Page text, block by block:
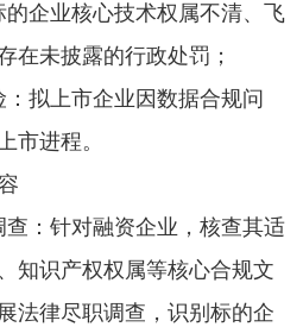
的企业核心技术权属不清、飞
在未披露的行政处罚；
：拟上市企业因数据合规问
市进程。
查：针对融资企业，核查其适
知识产权权属等核心合规文
法律尽职调查，识别标的企